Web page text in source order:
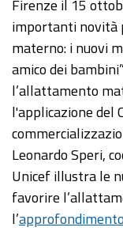
Firenze il 15
importanti novità
materno: i nuovi
amico dei
l’allattamento
l'applicazione del
Leonardo Speri,
Unicef illustra le
favorire
l’approfondimento